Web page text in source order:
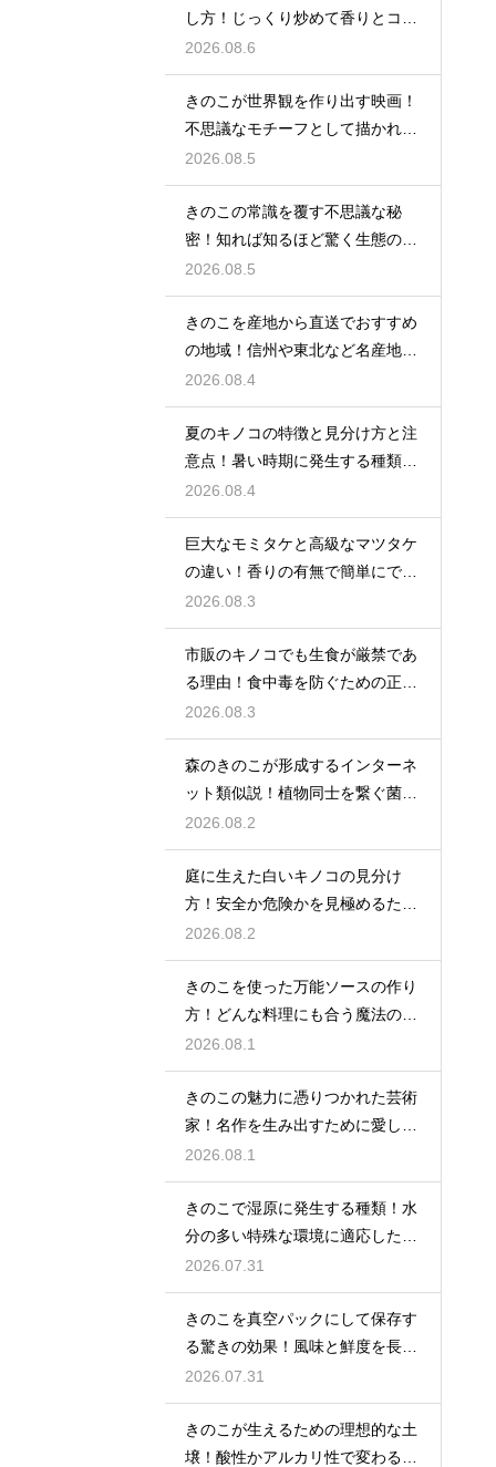
し方！じっくり炒めて香りとコク
を引き出す秘訣
2026.08.6
きのこが世界観を作り出す映画！
不思議なモチーフとして描かれる
名作
2026.08.5
きのこの常識を覆す不思議な秘
密！知れば知るほど驚く生態のラ
ンキング
2026.08.5
きのこを産地から直送でおすすめ
の地域！信州や東北など名産地の
美味しい味覚
2026.08.4
夏のキノコの特徴と見分け方と注
意点！暑い時期に発生する種類を
徹底解説
2026.08.4
巨大なモミタケと高級なマツタケ
の違い！香りの有無で簡単にでき
る見分け
2026.08.3
市販のキノコでも生食が厳禁であ
る理由！食中毒を防ぐための正し
い知識
2026.08.3
森のきのこが形成するインターネ
ット類似説！植物同士を繋ぐ菌根
の絆
2026.08.2
庭に生えた白いキノコの見分け
方！安全か危険かを見極めるため
の知識
2026.08.2
きのこを使った万能ソースの作り
方！どんな料理にも合う魔法のレ
シピ
2026.08.1
きのこの魅力に憑りつかれた芸術
家！名作を生み出すために愛した
種類
2026.08.1
きのこで湿原に発生する種類！水
分の多い特殊な環境に適応した菌
類の特徴を解説
2026.07.31
きのこを真空パックにして保存す
る驚きの効果！風味と鮮度を長期
間キープする秘密
2026.07.31
きのこが生えるための理想的な土
壌！酸性かアルカリ性で変わる菌